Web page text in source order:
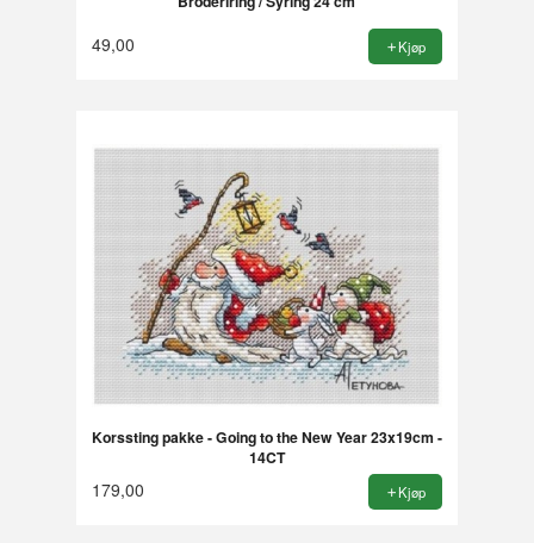
49,00 Kjøp
Korssting pakke - Going to the New Year 23x19cm -
14CT
179,00 Kjøp